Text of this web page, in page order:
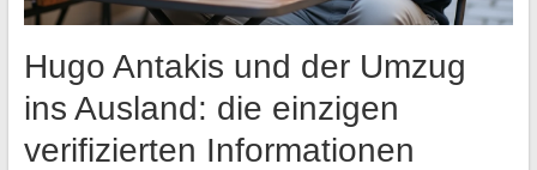
Hugo Antakis und der Umzug
ins Ausland: die einzigen
verifizierten Informationen